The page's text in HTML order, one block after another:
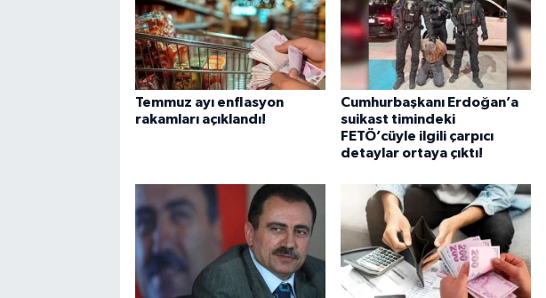
Temmuz ayı enflasyon
rakamları açıklandı!
Cumhurbaşkanı Erdoğan’a
suikast timindeki
FETÖ’cüyle ilgili çarpıcı
detaylar ortaya çıktı!